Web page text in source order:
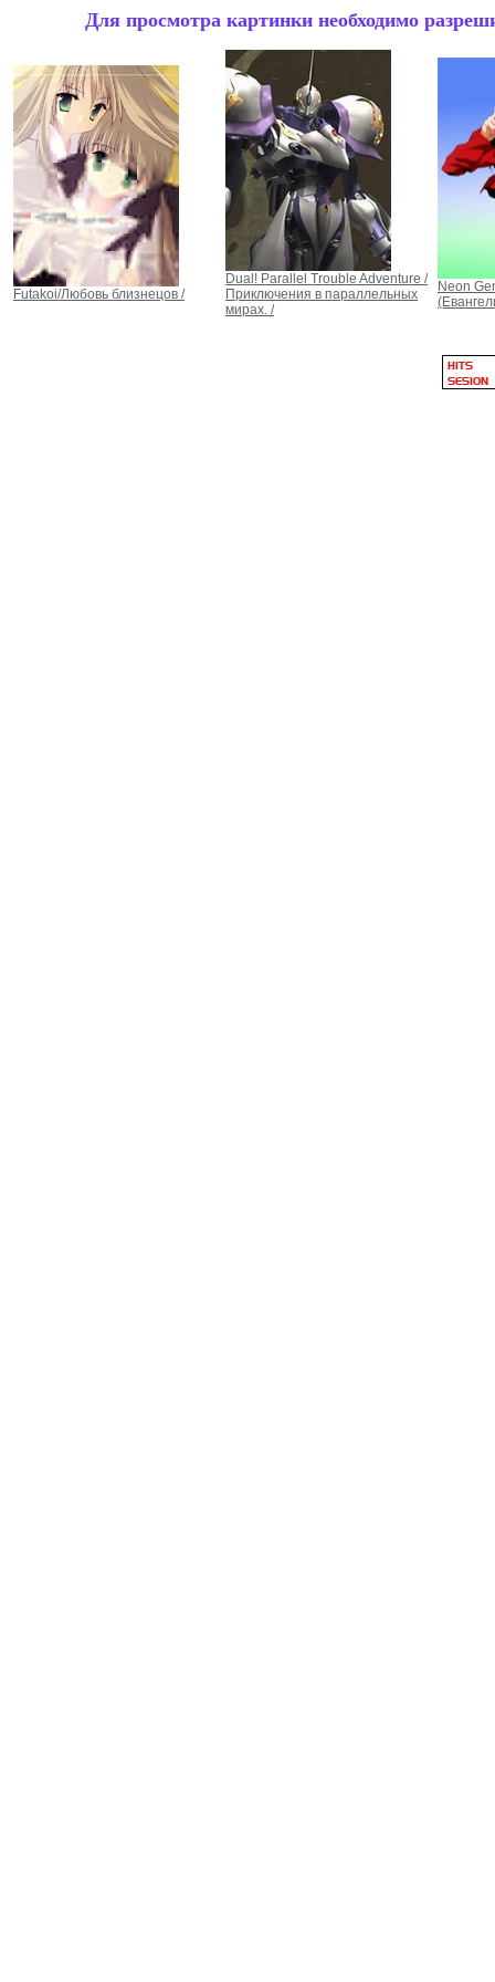
Для просмотра картинки необходимо
Futakoi/Любовь близнецов /
Dual! Parallel Trouble Adventure /
Приключения в параллельных
мирах. /
Neon